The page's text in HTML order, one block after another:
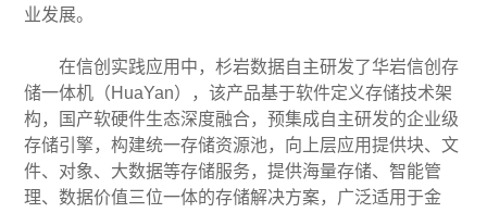
业发展。
在信创实践应用中，杉岩数据自主研发了华岩信创存
储一体机（HuaYan），该产品基于软件定义存储技术架
构，国产软硬件生态深度融合，预集成自主研发的企业级
存储引擎，构建统一存储资源池，向上层应用提供块、文
件、对象、大数据等存储服务，提供海量存储、智能管
理、数据价值三位一体的存储解决方案，广泛适用于金